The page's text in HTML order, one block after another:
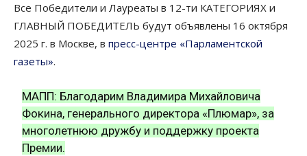
Все Победители и Лауреаты в 12-ти КАТЕГОРИЯХ и
ГЛАВНЫЙ ПОБЕДИТЕЛЬ будут объявлены 16 октября
2025 г. в Москве, в пресс-центре «Парламентской
газеты».
МАПП: Благодарим Владимира Михайловича
Фокина, генерального директора «Плюмар», за
многолетнюю дружбу и поддержку проекта
Премии.